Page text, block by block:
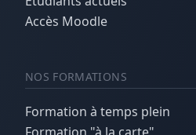
Accès Moodle
NOS FORMATIONS
Formation à temps plein